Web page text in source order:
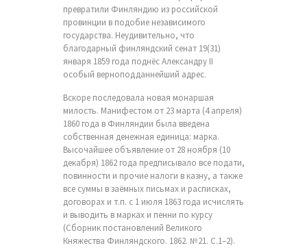
превратили Финляндию из российской
провинции в подобие независимого
государства. Неудивительно, что
благодарный финляндский сенат 19(31)
января 1859 года поднёс Александру II
особый верноподданнейший адрес.
Вскоре последовала новая монаршая
милость. Манифестом от 23 марта (4 апреля)
1860 года в Финляндии была введена
собственная денежная единица: марка.
Высочайшее объявление от 28 ноября (10
декабря) 1862 года предписывало все подати,
повинности и прочие налоги в казну, а также
все суммы в заёмных письмах и расписках,
договорах и т.п. с 1 июля 1863 года исчислять
и выводить в марках и пенни по курсу
(Сборник постановлений Великого
Княжества Финляндского. 1862. №21. С.1–2).